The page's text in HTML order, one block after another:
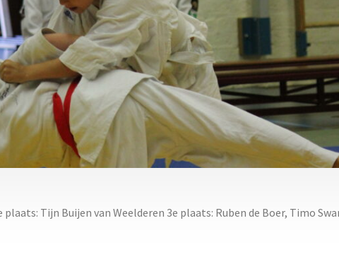
Tijn Buijen van Weelderen 3e plaats: Ruben de Boer, Timo